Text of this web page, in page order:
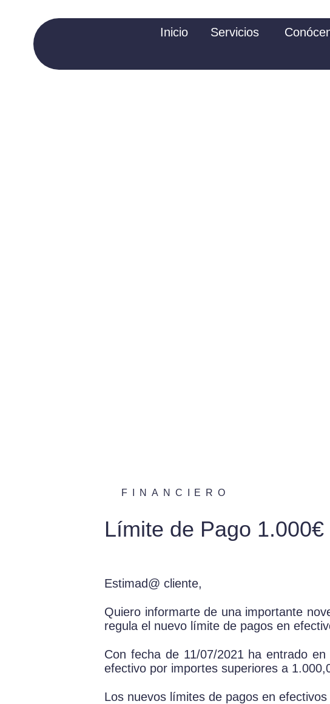
Inicio Servicios
FINANCIERO
Límite de Pago
Estimad@ cliente,
Quiero informarte de una importante
regula el nuevo límite de pagos en
Con fecha de 11/07/2021 ha entrado
efectivo por importes superiores a
Los nuevos límites de pagos en